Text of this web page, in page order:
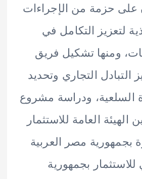
من الإجراءات
التكامل في
تشكيل فريق
التجاري وتحديد
ودراسة مشروع
للاستثمار
مصر العربية
بجمهورية